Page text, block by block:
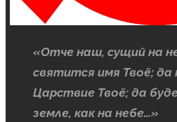
«Отче наш, сущий на
святится имя Твоё; да
Царствие Твоё; да
земле, как на небе…»